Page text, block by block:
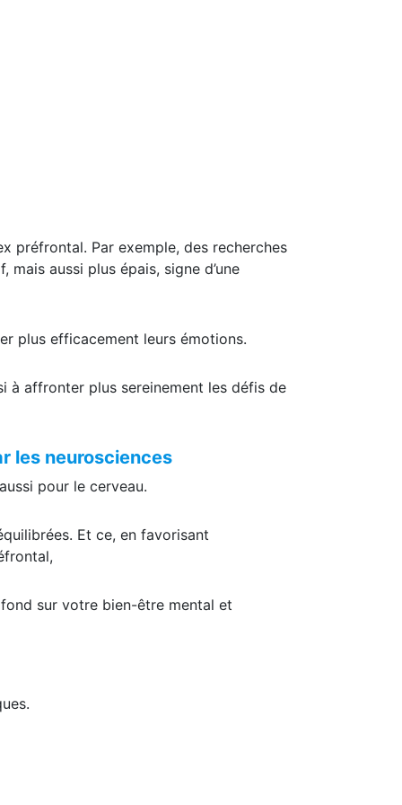
préfrontal. Par exemple, des recherches
aussi plus épais, signe d’une
plus efficacement leurs émotions.
à affronter plus sereinement les défis de
les neurosciences
pour le cerveau.
Et ce, en favorisant
sur votre bien-être mental et